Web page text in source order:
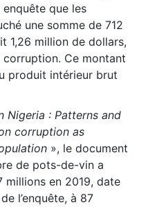
que les
une somme de 712
1,26 million de dollars,
Ce montant
produit intérieur brut
Nigeria : Patterns and
corruption as
», le document
de pots-de-vin a
millions en 2019, date
l’enquête, à 87